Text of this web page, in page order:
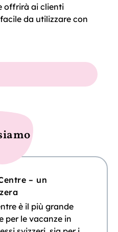
offrirà ai clienti
da utilizzare con
– un
è il più grande
per le vacanze in